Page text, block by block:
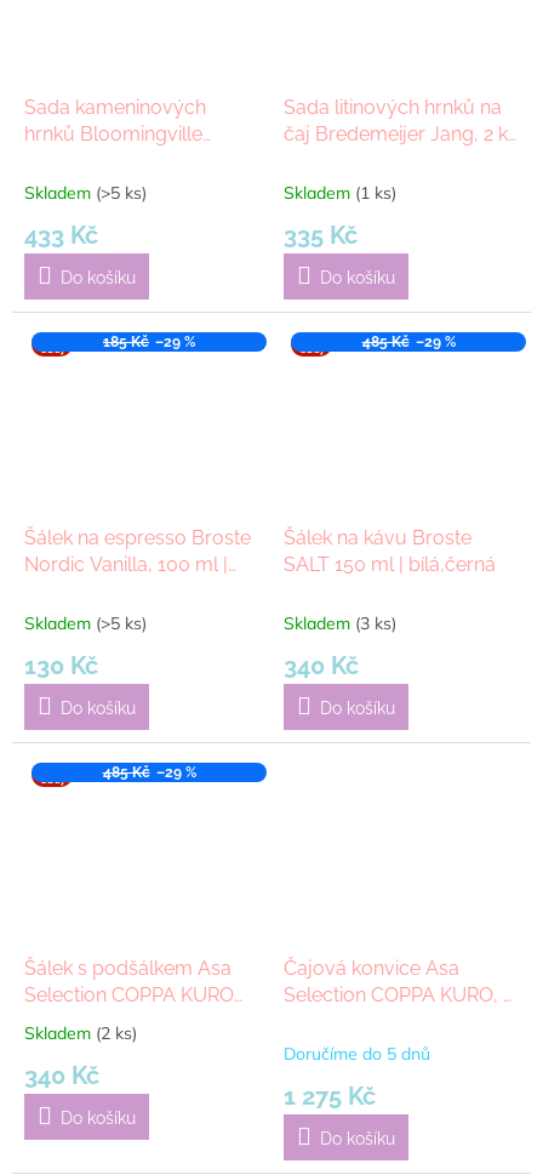
Sada kameninových
hrnků Bloomingville
Skladem (>5 ks)
433 Kč
Do košíku
Sada litinových hrnků na
čaj Bredemeijer Jang, 2 ks
Skladem (1 ks)
335 Kč
Do košíku
ODEJ
185 Kč –29 %
Šálek na espresso Broste
Nordic Vanilla, 100 ml |
Skladem (>5 ks)
130 Kč
Do košíku
ODEJ
485 Kč –29 %
Šálek na kávu Broste
SALT 150 ml | bílá,černá
Skladem (3 ks)
340 Kč
Do košíku
ODEJ
485 Kč –29 %
Šálek s podšálkem Asa
Selection COPPA KURO
250 ml| černá
Průměrné
produktu
5,0
Skladem (2 ks)
340 Kč
Do košíku
Čajová konvice Asa
Selection COPPA KURO, 1
Doručíme do 5 dnů
1 275 Kč
Do košíku